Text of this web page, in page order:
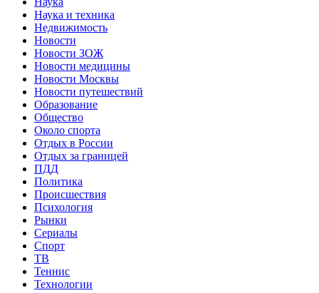
Наука и техника
Недвижимость
Новости
Новости ЗОЖ
Новости медицины
Новости Москвы
Новости путешествий
Образование
Общество
Около спорта
Отдых в России
Отдых за границей
ПДД
Политика
Происшествия
Психология
Рынки
Сериалы
Спорт
ТВ
Теннис
Технологии